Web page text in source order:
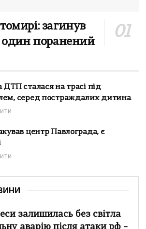
загинув
один поранений
ДТП сталася на трасі під
серед постраждалих дитина
центр Павлограда, є
залишилась без світла
аварію після атаки рф –